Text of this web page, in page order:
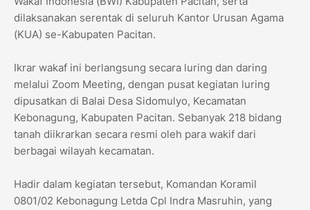
dilaksanakan serentak di seluruh Kantor Urusan Agama
(KUA) se-Kabupaten Pacitan.
Ikrar wakaf ini berlangsung secara luring dan daring
melalui Zoom Meeting, dengan pusat kegiatan luring
dipusatkan di Balai Desa Sidomulyo, Kecamatan
Kebonagung, Kabupaten Pacitan. Sebanyak 218 bidang
tanah diikrarkan secara resmi oleh para wakif dari
berbagai wilayah kecamatan.
Hadir dalam kegiatan tersebut, Komandan Koramil
0801/02 Kebonagung Letda Cpl Indra Masruhin, yang